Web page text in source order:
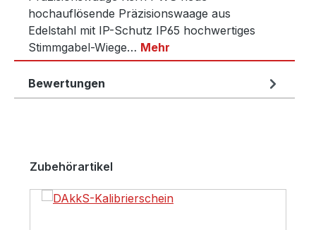
hochauflösende Präzisionswaage aus
Edelstahl mit IP-Schutz IP65 hochwertiges
Stimmgabel-Wiege… Mehr
Bewertungen
Produktgalerie überspringen
Zubehörartikel